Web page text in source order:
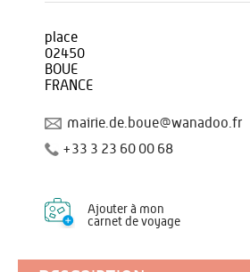
place
02450
BOUE
FRANCE
mairie.de.boue@wanadoo.fr
+33 3 23 60 00 68
Ajouter à mon
carnet de voyage